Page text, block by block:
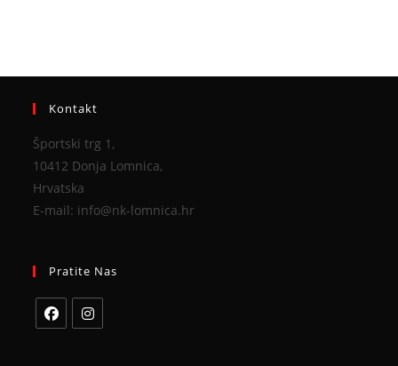
Kontakt
Športski trg 1,
10412 Donja Lomnica,
Hrvatska
E-mail: info@nk-lomnica.hr
Pratite Nas